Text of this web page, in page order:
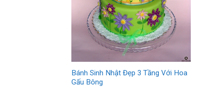
Bánh Sinh Nhật Đẹp 3 Tầng Với Hoa
Gấu Bông